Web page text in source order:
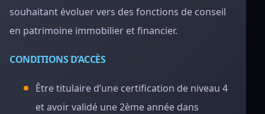
souhaitant évoluer vers des fonctions de conseil
en patrimoine immobilier et financier.
CONDITIONS D’ACCÈS
Être titulaire d’une certification de niveau 4
et avoir validé une 2ème année dans